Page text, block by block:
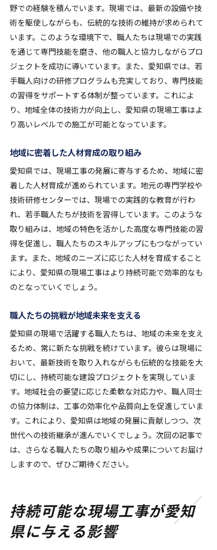
野での経験を積んでいます。現場では、最新の設備や技
術を駆使しながらも、伝統的な技術の維持が求められて
います。このような環境下で、職人たちは現場での実践
を通じて専門技能を磨き、他の職人と協力しながらプロ
ジェクトを成功に導いています。また、愛知県では、若
手職人向けの研修プログラムも充実しており、専門技能
の習得をサポートする体制が整っています。これによ
り、地域全体の技術力が向上し、愛知県の現場工事はよ
り高いレベルでの施工が可能となっています。
地域に密着した人材育成の取り組み
愛知県では、現場工事の発展に寄与するため、地域に密
着した人材育成が進められています。地元の専門学校や
技術研修センターでは、現場での実践的な教育が行わ
れ、若手職人たちが技術を習得しています。このような
取り組みは、地域の特色を活かした高度な専門技能の習
得を促進し、職人たちのスキルアップにもつながってい
ます。また、地域のニーズに応じた人材を育成すること
により、愛知県の現場工事はより持続可能で効率的なも
のとなっていくでしょう。
職人たちの挑戦が地域未来を支える
愛知県の現場で活躍する職人たちは、地域の未来を支え
るため、常に新たな挑戦を続けています。彼らは現場に
おいて、最新技術を取り入れながらも伝統的な技能を大
切にし、持続可能な建設プロジェクトを実現していま
す。地域社会の要望に応じた柔軟な対応力や、職人同士
の協力体制は、工事の効率化や品質向上を促進していま
す。これにより、愛知県は地域の発展に貢献しつつ、次
世代への技術継承が進んでいくでしょう。次回の記事で
は、さらなる職人たちの取り組みや成果についてお届け
しますので、ぜひご期待ください。
持続可能な現場工事が愛知
県に与える影響